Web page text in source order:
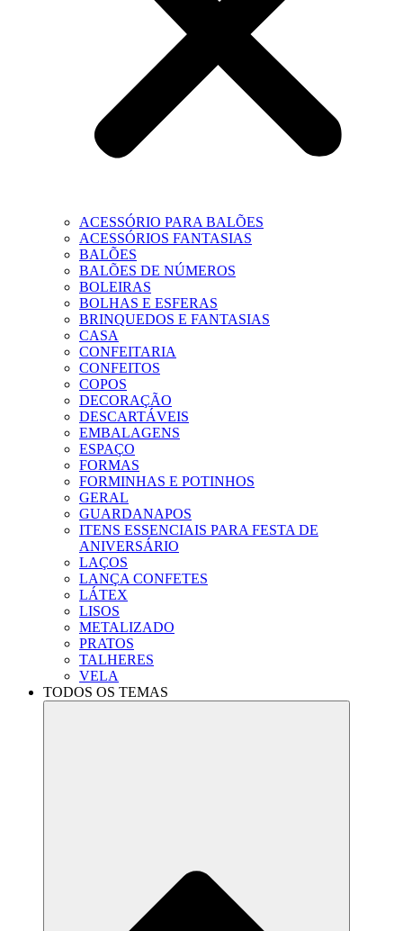
ACESSÓRIO PARA BALÕES
ACESSÓRIOS FANTASIAS
BALÕES
BALÕES DE NÚMEROS
BOLEIRAS
BOLHAS E ESFERAS
BRINQUEDOS E FANTASIAS
CASA
CONFEITARIA
CONFEITOS
COPOS
DECORAÇÃO
DESCARTÁVEIS
EMBALAGENS
ESPAÇO
FORMAS
FORMINHAS E POTINHOS
GERAL
GUARDANAPOS
ITENS ESSENCIAIS PARA FESTA DE
ANIVERSÁRIO
LAÇOS
LANÇA CONFETES
LÁTEX
LISOS
METALIZADO
PRATOS
TALHERES
VELA
TODOS OS TEMAS